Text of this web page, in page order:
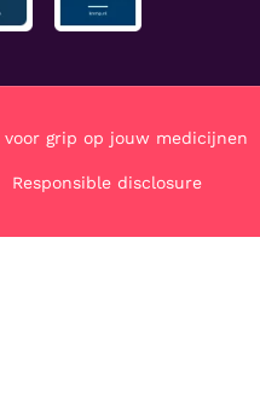
grip op jouw medicijnen
Responsible disclosure